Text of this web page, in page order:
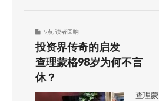
9点 读者回响
投资界传奇的启发
查理蒙格98岁为何不言
休？
查理蒙